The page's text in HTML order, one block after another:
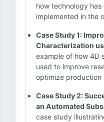
how technology
implemented in the
Case Study 1:
Characterization
example of how 4D
used to improve
optimize production
Case Study 2:
an Automated
case study